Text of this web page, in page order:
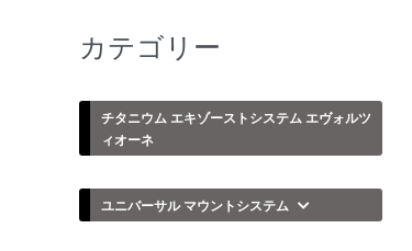
カテゴリー
チタニウム エキゾーストシステム エヴォルツ
ィオーネ
ユニバーサル マウントシステム